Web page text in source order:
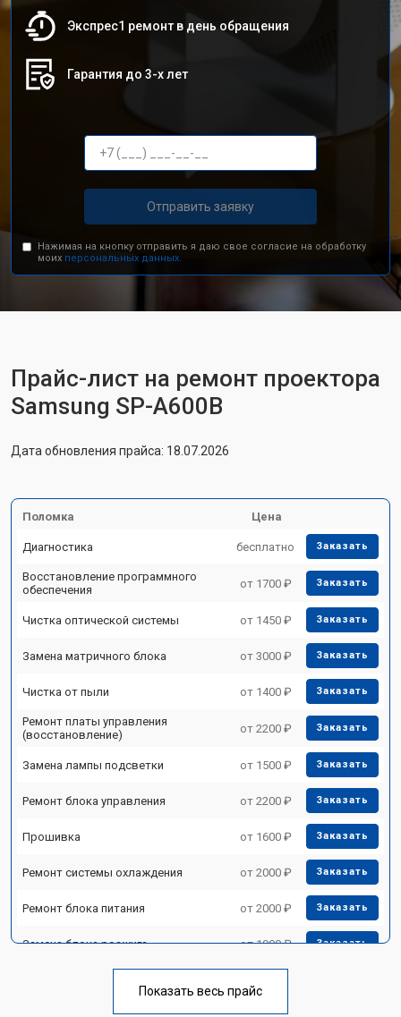
Экспрес1 ремонт в день обращения
Гарантия до 3-х лет
Отправить заявку
Нажимая на кнопку отправить я даю свое согласие на обработку
моих персональных данных.
Прайс-лист на ремонт проектора
Samsung SP-A600B
Дата обновления прайса: 18.07.2026
Поломка Цена
Диагностика бесплатно Заказать
Восстановление программного
обеспечения
от 1700 ₽ Заказать
Чистка оптической системы от 1450 ₽ Заказать
Замена матричного блока от 3000 ₽ Заказать
Чистка от пыли от 1400 ₽ Заказать
Ремонт платы управления
(восстановление)
от 2200 ₽ Заказать
Замена лампы подсветки от 1500 ₽ Заказать
Ремонт блока управления от 2200 ₽ Заказать
Прошивка от 1600 ₽ Заказать
Ремонт системы охлаждения от 2000 ₽ Заказать
Ремонт блока питания от 2000 ₽ Заказать
Замена блока розжига от 1900 ₽ Заказать
Показать весь прайс